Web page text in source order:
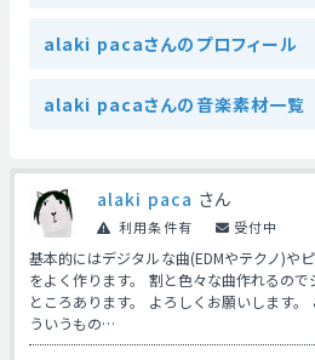
alaki pacaさんのプロフィール
alaki pacaさんの音楽素材一覧
alaki paca さん
利用条件有 受付中
基本的にはデジタルな曲(EDMやテクノ)や
をよく作ります。 割と色々な曲作れるの
ところあります。 よろしくお願いします
ういうもの…